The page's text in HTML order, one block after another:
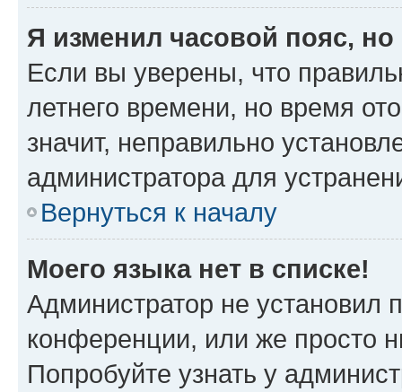
Я изменил часовой пояс,
Если вы уверены, что
летнего времени, но время
значит, неправильно
администратора для
Вернуться к началу
Моего языка нет в списке!
Администратор не установил
конференции, или же просто
Попробуйте узнать у